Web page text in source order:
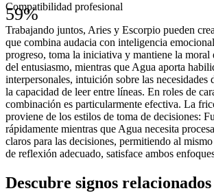
59%
Compatibilidad profesional
Trabajando juntos, Aries y Escorpio pueden
que combina audacia con inteligencia
progreso, toma la iniciativa y mantiene la moral
del entusiasmo, mientras que Agua aporta
interpersonales, intuición sobre las necesidades
la capacidad de leer entre líneas. En roles de
combinación es particularmente efectiva. La
proviene de los estilos de toma de decisiones:
rápidamente mientras que Agua necesita
claros para las decisiones, permitiendo al
de reflexión adecuado, satisface ambos
Descubre signos relacionados